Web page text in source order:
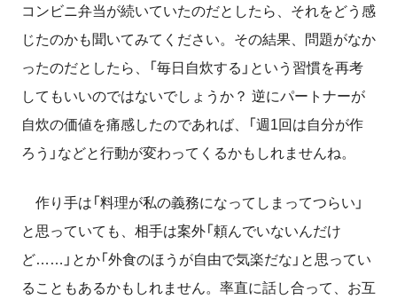
コンビニ弁当が続いていたのだとしたら、それをどう感
じたのかも聞いてみてください。その結果、問題がなか
ったのだとしたら、
「毎日 自炊する 」という習慣を再考
してもいいのではないでしょうか？ 逆にパートナーが
自炊の価値を痛感したのであれば、「週1回は自分が作
ろう」などと行動が変わってくるかもしれませんね。
作り手は「料理が私の義務になってしまってつらい」
と思っていても、相手は案外「頼んでいないんだけ
ど……」とか「外食のほうが自由で気楽だな」と思ってい
ることもあるかもしれません。 率直に話し合って、お互